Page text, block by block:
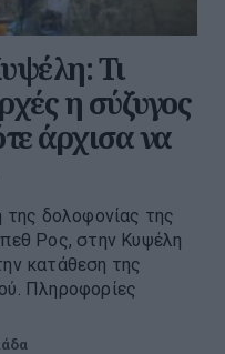
Τι
η σύζυγος
άρχισα να
της δολοφονίας της
Ρος, στην Κυψέλη
κατάθεση της
Πληροφορίες